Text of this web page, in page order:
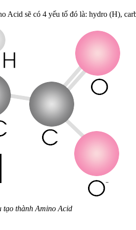
Acid sẽ có 4 yếu tố đó là: hydro (H),
tạo thành Amino Acid